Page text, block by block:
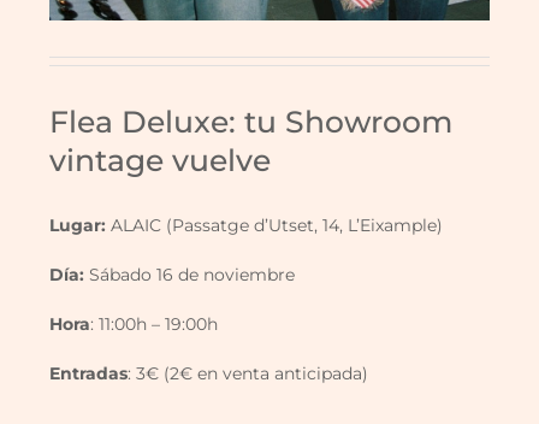
Flea Deluxe: tu Showroom
vintage vuelve
Lugar:ALAIC (Passatge d’Utset, 14, L’Eixample)
Día: Sábado 16 de noviembre
Hora: 11:00h – 19:00h
Entradas: 3€ (2€ en venta anticipada)